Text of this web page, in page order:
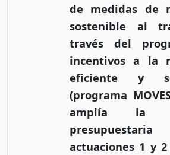
de medidas de
sostenible al
través del
incentivos a la
eficiente y
(programa
amplía la
actuaciones 1 y